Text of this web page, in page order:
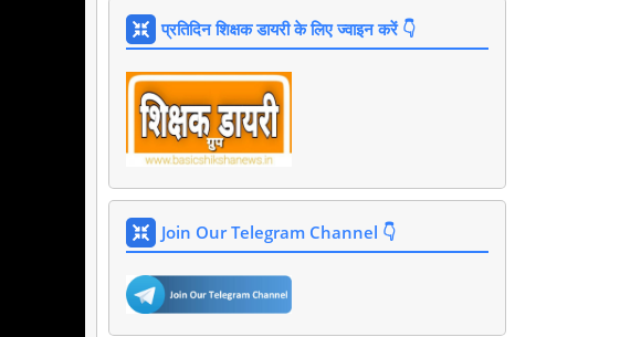
प्रतिदिन शिक्षक डायरी के लिए ज्वाइन करें 👇
Join Our Telegram Channel 👇